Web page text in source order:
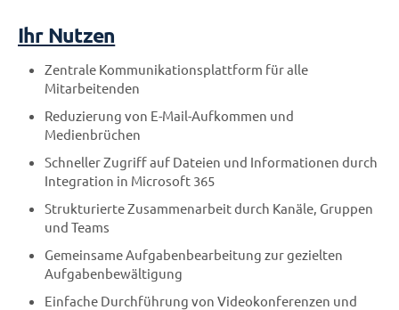
Ihr Nutzen
Zentrale Kommunikationsplattform für alle
Mitarbeitenden
Reduzierung von E-Mail-Aufkommen und
Medienbrüchen
Schneller Zugriff auf Dateien und Informationen durch
Integration in Microsoft 365
Strukturierte Zusammenarbeit durch Kanäle, Gruppen
und Teams
Gemeinsame Aufgabenbearbeitung zur gezielten
Aufgabenbewältigung
Einfache Durchführung von Videokonferenzen und